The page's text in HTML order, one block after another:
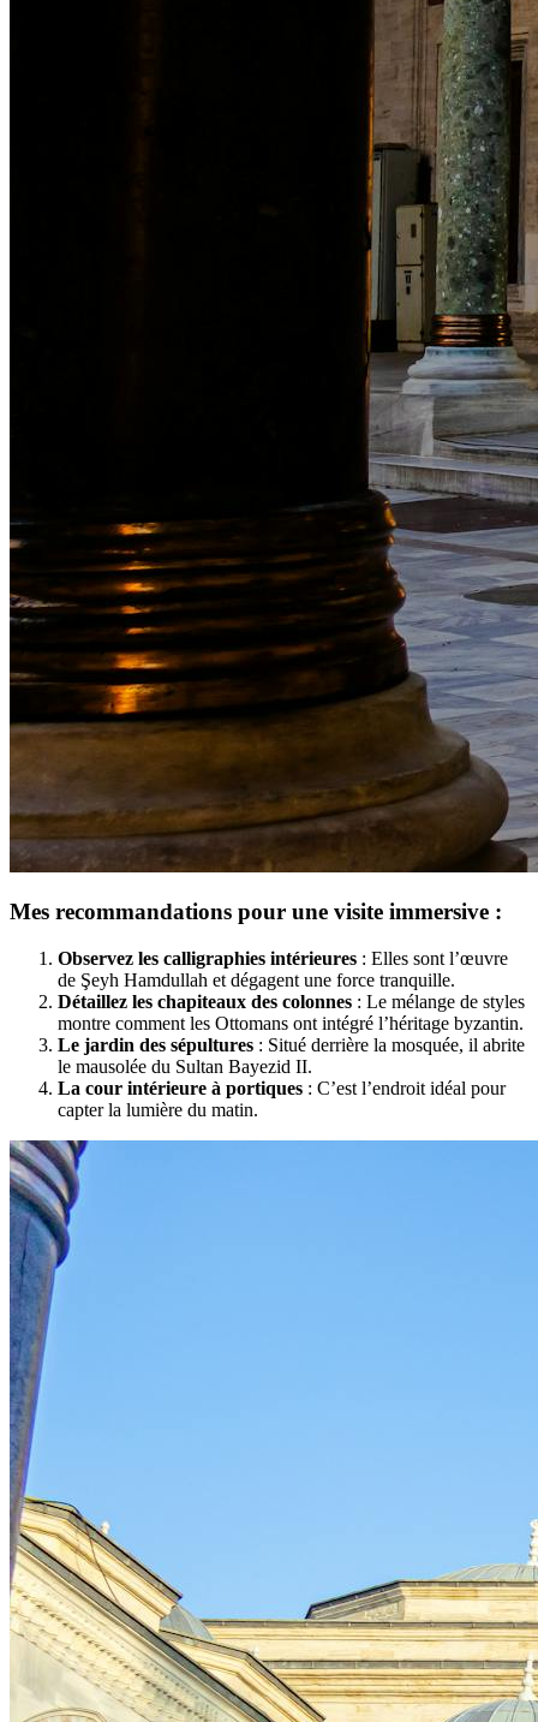
Mes recommandations pour une visite immersive :
Observez les calligraphies intérieures : Elles sont l’œuvre
de Şeyh Hamdullah et dégagent une force tranquille.
Détaillez les chapiteaux des colonnes : Le mélange de styles
montre comment les Ottomans ont intégré l’héritage byzantin.
Le jardin des sépultures : Situé derrière la mosquée, il abrite
le mausolée du Sultan Bayezid II.
La cour intérieure à portiques : C’est l’endroit idéal pour
capter la lumière du matin.